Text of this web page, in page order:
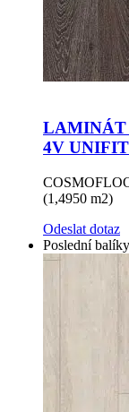
LAMINÁT
4V UNIFIT
(1,4950 m2)
Odeslat dotaz
Poslední balíky